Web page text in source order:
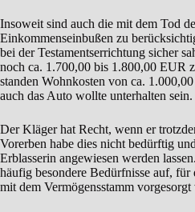
Insoweit sind auch die mit dem Tod
Einkommenseinbußen zu
bei der Testamentserrichtung sicher
noch ca. 1.700,00 bis 1.800,00 EUR
standen Wohnkosten von ca.
auch das Auto wollte unterhalten sein.
Der Kläger hat Recht, wenn er
Vorerben habe dies nicht bedürftig
Erblasserin angewiesen werden
häufig besondere Bedürfnisse auf, für
mit dem Vermögensstamm